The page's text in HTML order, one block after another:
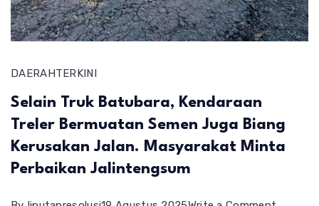
DAERAHTERKINI
Selain Truk Batubara, Kendaraan
Treler Bermuatan Semen Juga Biang
Kerusakan Jalan. Masyarakat Minta
Perbaikan Jalintengsum